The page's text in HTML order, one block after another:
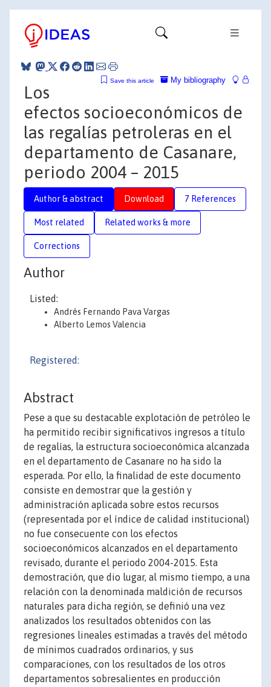
My bibliography
Save this article
Los
efectos socioeconómicos de
las regalías petroleras en el
departamento de Casanare,
periodo 2004 – 2015
Author & abstract Download 7 References
Most related Related works & more
Corrections
Author
Listed:
Andrés Fernando Pava Vargas
Alberto Lemos Valencia
Registered:
Abstract
Pese a que su destacable explotación de petróleo le
ha permitido recibir significativos ingresos a título
de regalías, la estructura socioeconómica alcanzada
en el departamento de Casanare no ha sido la
esperada. Por ello, la finalidad de este documento
consiste en demostrar que la gestión y
administración aplicada sobre estos recursos
(representada por el índice de calidad institucional)
no fue consecuente con los efectos
socioeconómicos alcanzados en el departamento
revisado, durante el periodo 2004-2015. Esta
demostración, que dio lugar, al mismo tiempo, a una
relación con la denominada maldición de recursos
naturales para dicha región, se definió una vez
analizados los resultados obtenidos con las
regresiones lineales estimadas a través del método
de mínimos cuadrados ordinarios, y sus
comparaciones, con los resultados de los otros
departamentos sobresalientes en producción